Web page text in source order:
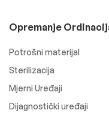
Opremanje
Potrošni materijal
Sterilizacija
Mjerni Uređaji
Dijagnostički uređaji